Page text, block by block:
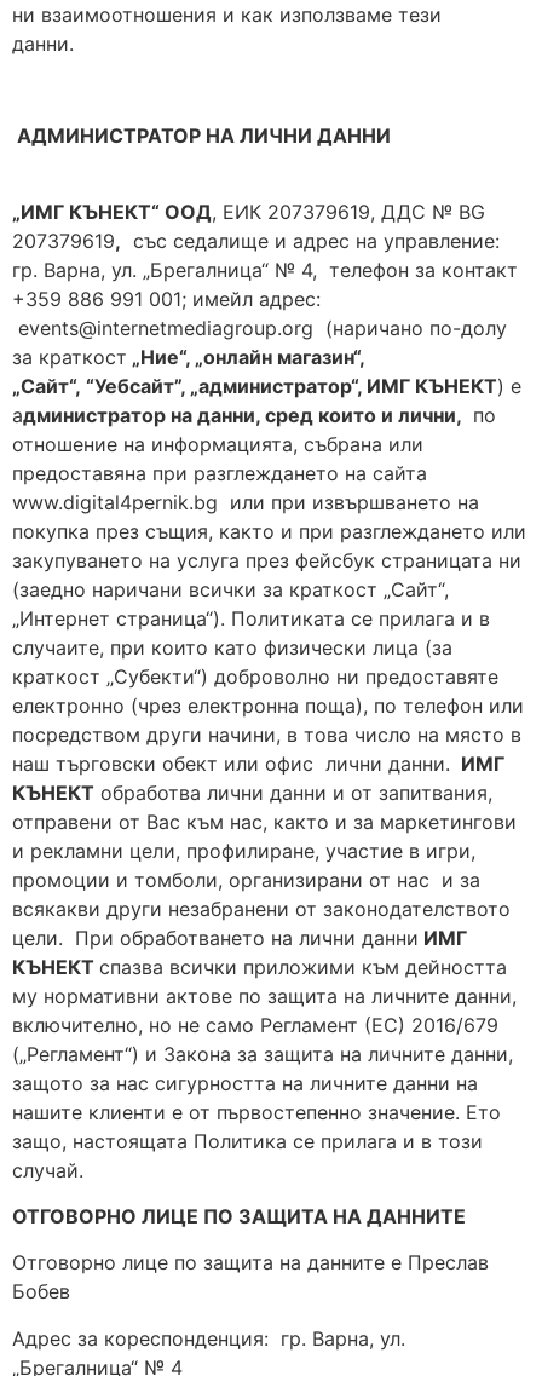
ни взаимоотношения и как използваме тези
данни.
АДМИНИСТРАТОР НА ЛИЧНИ ДАННИ
„ИМГ КЪНЕКТ“ ООД, ЕИК 207379619, ДДС № BG
207379619, със седалище и адрес на управление:
гр. Варна, ул. „Брегалница“ № 4, телефон за контакт
+359 886 991 001; имейл адрес:
events@internetmediagroup.org (наричано по-долу
за краткост „Ние“, „онлайн магазин“,
„Сайт“, “Уебсайт”, „администратор“, ИМГ КЪНЕКТ) е
администратор на данни, сред които и лични, по
отношение на информацията, събрана или
предоставяна при разглеждането на сайта
www.digital4pernik.bg или при извършването на
покупка през същия, както и при разглеждането или
закупуването на услуга през фейсбук страницата ни
(заедно наричани всички за краткост „Сайт“,
„Интернет страница“). Политиката се прилага и в
случаите, при които като физически лица (за
краткост „Субекти“) доброволно ни предоставяте
електронно (чрез електронна поща), по телефон или
посредством други начини, в това число на място в
наш търговски обект или офис лични данни. ИМГ
КЪНЕКТ обработва лични данни и от запитвания,
отправени от Вас към нас, както и за маркетингови
и рекламни цели, профилиране, участие в игри,
промоции и томболи, организирани от нас и за
всякакви други незабранени от законодателството
цели. При обработването на лични данни ИМГ
КЪНЕКТ спазва всички приложими към дейността
му нормативни актове по защита на личните данни,
включително, но не само Регламент (ЕС) 2016/679
(„Регламент“) и Закона за защита на личните данни,
защото за нас сигурността на личните данни на
нашите клиенти e от първостепенно значение. Ето
защо, настоящата Политика се прилага и в този
случай.
ОТГОВОРНО ЛИЦЕ ПО ЗАЩИТА НА ДАННИТЕ
Отговорно лице по защита на данните е Преслав
Бобев
Адрес за кореспонденция: гр. Варна, ул.
„Брегалница“ № 4